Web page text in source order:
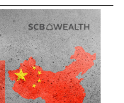
United Kingdom
Nike Japan